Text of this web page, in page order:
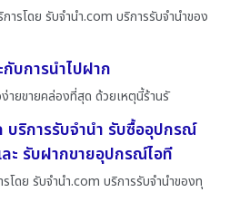
ารโดย รับจํานํา.com บริการรับจำนำของ
บการนำไปฝาก
ยขายคล่องที่สุด ด้วยเหตุนี้ร้านรั
บริการรับจำนำ รับซื้ออุปกรณ์
ะ รับฝากขายอุปกรณ์ไอที
โดย รับจํานํา.com บริการรับจำนำของทุ